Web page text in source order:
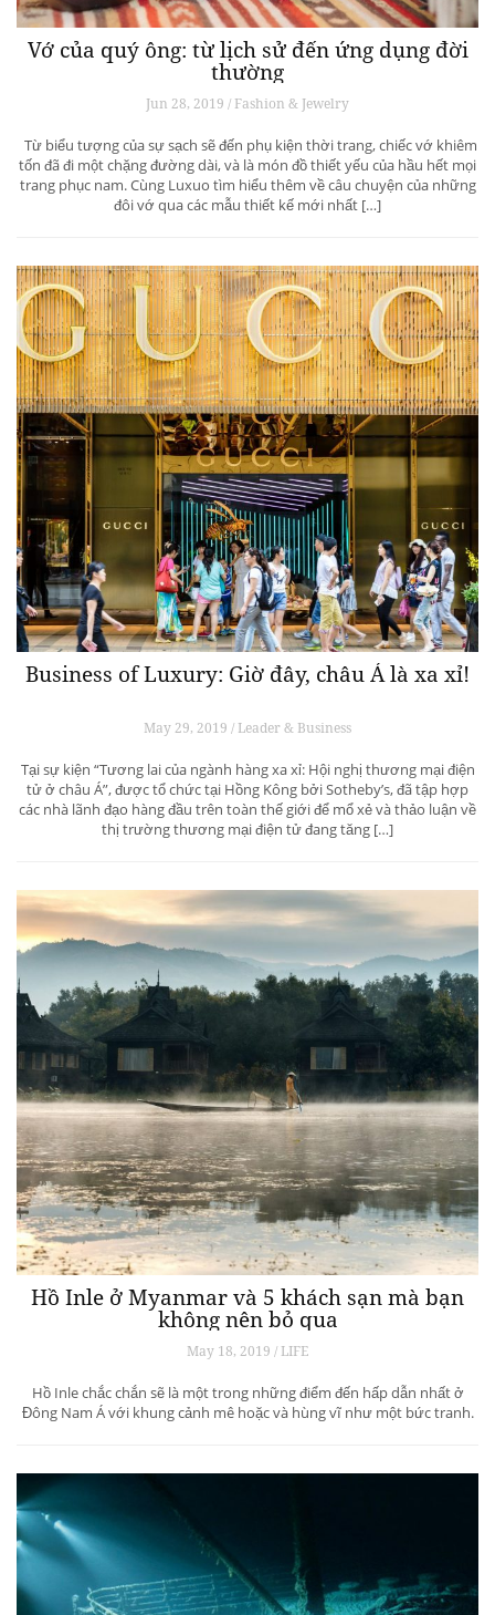
Vớ của quý ông: từ lịch sử đến ứng dụng đời
thường
Jun 28, 2019 / Fashion & Jewelry
Từ biểu tượng của sự sạch sẽ đến phụ kiện thời trang, chiếc vớ khiêm
tốn đã đi một chặng đường dài, và là món đồ thiết yếu của hầu hết mọi
trang phục nam. Cùng Luxuo tìm hiểu thêm về câu chuyện của những
đôi vớ qua các mẫu thiết kế mới nhất […]
Business of Luxury: Giờ đây, châu Á là xa xỉ!
May 29, 2019 / Leader & Business
Tại sự kiện “Tương lai của ngành hàng xa xỉ: Hội nghị thương mại điện
tử ở châu Á”, được tổ chức tại Hồng Kông bởi Sotheby’s, đã tập hợp
các nhà lãnh đạo hàng đầu trên toàn thế giới để mổ xẻ và thảo luận về
thị trường thương mại điện tử đang tăng […]
Hồ Inle ở Myanmar và 5 khách sạn mà bạn
không nên bỏ qua
May 18, 2019 / LIFE
Hồ Inle chắc chắn sẽ là một trong những điểm đến hấp dẫn nhất ở
Đông Nam Á với khung cảnh mê hoặc và hùng vĩ như một bức tranh.